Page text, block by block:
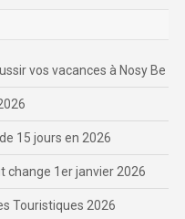
vos vacances à Nosy Be
15 jours en 2026
change 1er janvier 2026
Touristiques 2026